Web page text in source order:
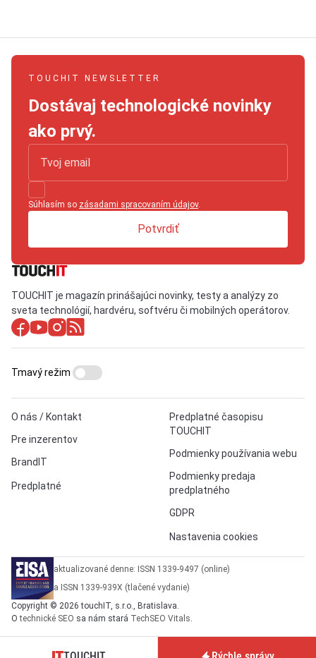
TOUCHIT NEWSLETTER
Dostávaj technologické novinky
ako prvý.
Súhlasím so zásadami spracovaním údajov.
Potvrdiť
TOUCHIT je magazín prinášajúci novinky, testy a analýzy zo
sveta technológií, hardvéru, softvéru či mobilných operátorov.
O nás / Kontakt
Pre inzerentov
BrandIT
Predplatné
Predplatné časopisu
TOUCHIT
Podmienky používania webu
Podmienky predaja
predplatného
GDPR
Nastavenia cookies
Tmavý režim
aktualizované denne: ISSN 1339-9497 (online)
a ISSN 1339-939X (tlačené vydanie)
Copyright © 2026 touchIT, s.r.o., Bratislava.
Otechnické SEO sa nám stará TechSEO Vitals.